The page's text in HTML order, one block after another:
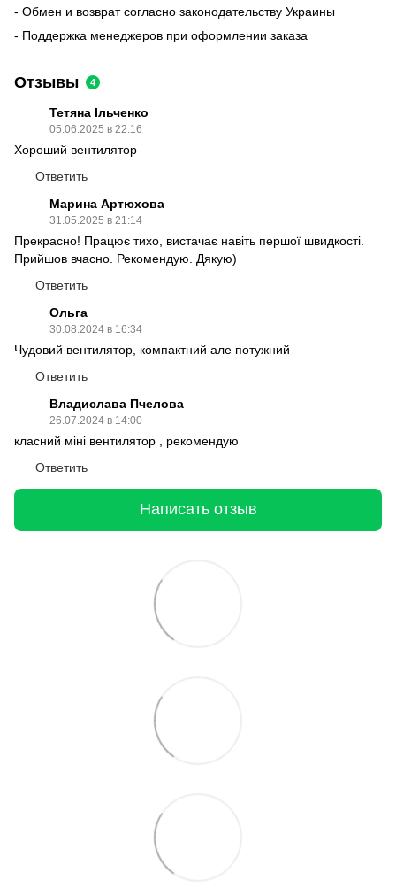
- Обмен и возврат согласно законодательству Украины
- Поддержка менеджеров при оформлении заказа
Отзывы 4
Тетяна Ільченко
05.06.2025 в 22:16
Хороший вентилятор
Ответить
Марина Артюхова
31.05.2025 в 21:14
Прекрасно! Працює тихо, вистачає навіть першої швидкості.
Прийшов вчасно. Рекомендую. Дякую)
Ответить
Ольга
30.08.2024 в 16:34
Чудовий вентилятор, компактний але потужний
Ответить
Владислава Пчелова
26.07.2024 в 14:00
класний міні вентилятор , рекомендую
Ответить
Написать отзыв